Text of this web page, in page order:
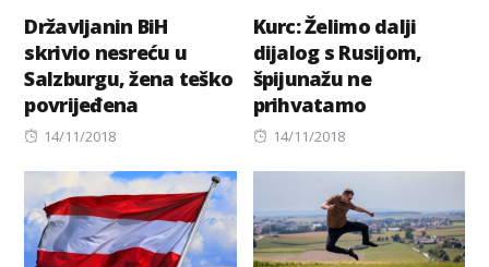
Državljanin BiH
skrivio nesreću u
Salzburgu, žena teško
povrijeđena
Posted
14/11/2018
Kurc: Želimo dalji
dijalog s Rusijom,
špijunažu ne
prihvatamo
Posted
14/11/2018